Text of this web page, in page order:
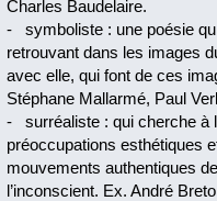
Charles Baudelaire.
- symboliste : une poésie
retrouvant dans les images
avec elle, qui font de ces
Stéphane Mallarmé, Paul
- surréaliste : qui cherche à
préoccupations esthétiques
mouvements authentiques
l’inconscient. Ex. André